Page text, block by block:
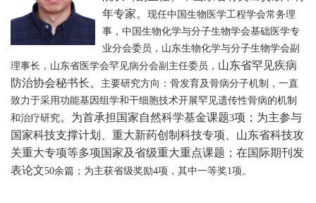
年专家。 现任中国生物医学工程学会常务理
事，中国生物化学与分子生物学会基础医学专
业分会委员，山东生物化学与分子生物学会副
理事长，山东省医学会罕见病分会副主任委员， 山东省罕见疾病
防治协会秘书长。
主要研究方向：骨发育及骨病分子机制，一直
致力于采用功能基因组学和干细胞技术开展罕见遗传性骨病的机制
和治疗研究。为首承担国家自然科学基金课题3项；为主参与
国家科技支撑计划、重大新药创制科技专项、山东省科技攻
关重大专项等多项国家及省级重大重点课题 ；在国际期刊发
表论文50余篇；为主获省级奖励4项，其中一等奖1项。